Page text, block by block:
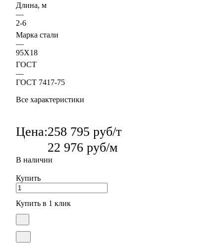
Длина, м
—
2-6
Марка стали
—
95Х18
ГОСТ
—
ГОСТ 7417-75
Все характеристики
Цена:258 795 руб/т
22 976 руб/м
В наличии
Купить
Купить в 1 клик